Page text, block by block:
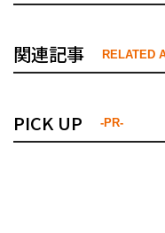
関連記事 RELATED
PICK UP -PR-